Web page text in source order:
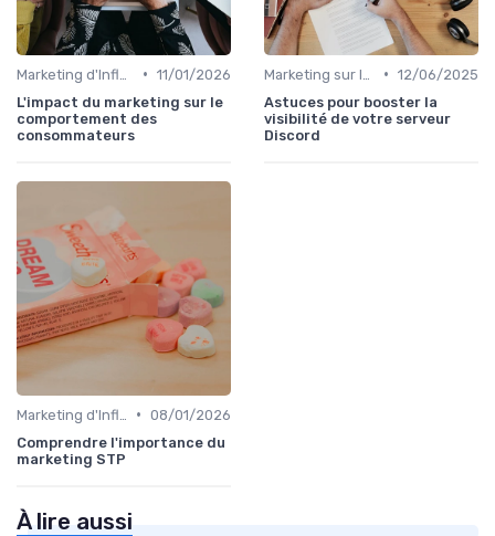
• 11/01/2026
L'impact du marketing sur le
comportement des
consommateurs
• 12/06/2025
Astuces pour booster la
visibilité de votre serveur
Discord
• 08/01/2026
Comprendre l'importance du
marketing STP
À lire aussi